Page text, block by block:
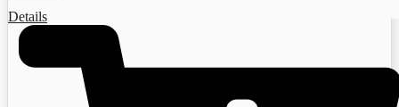
Details